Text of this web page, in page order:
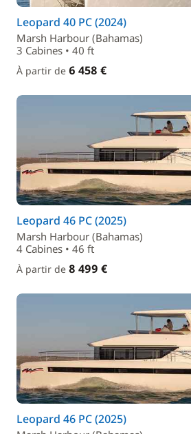
Leopard 40 PC (2024)
Marsh Harbour (Bahamas)
3 Cabines • 40 ft
À partir de 6 458 €
Leopard 46 PC (2025)
Marsh Harbour (Bahamas)
4 Cabines • 46 ft
À partir de 8 499 €
Leopard 46 PC (2025)